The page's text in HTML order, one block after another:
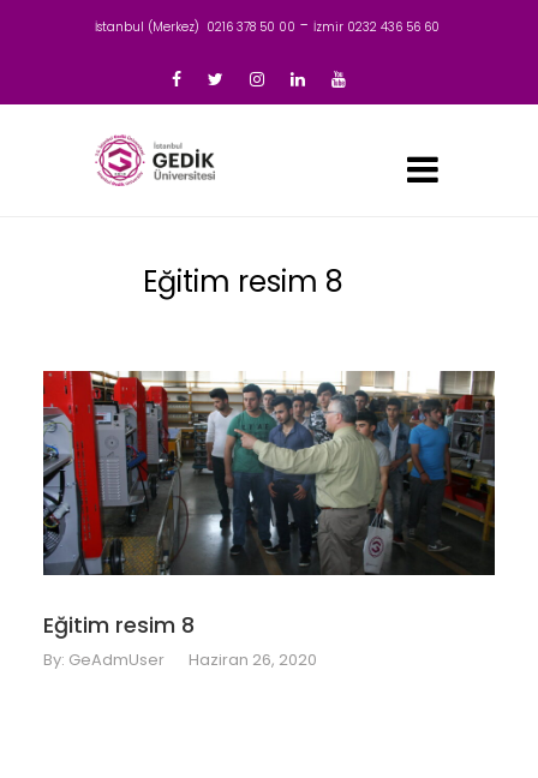
İstanbul (Merkez) 0216 378 50 00 - İzmir 0232 436 56 60
Eğitim resim 8
Eğitim resim 8
By: GeAdmUser Haziran 26, 2020